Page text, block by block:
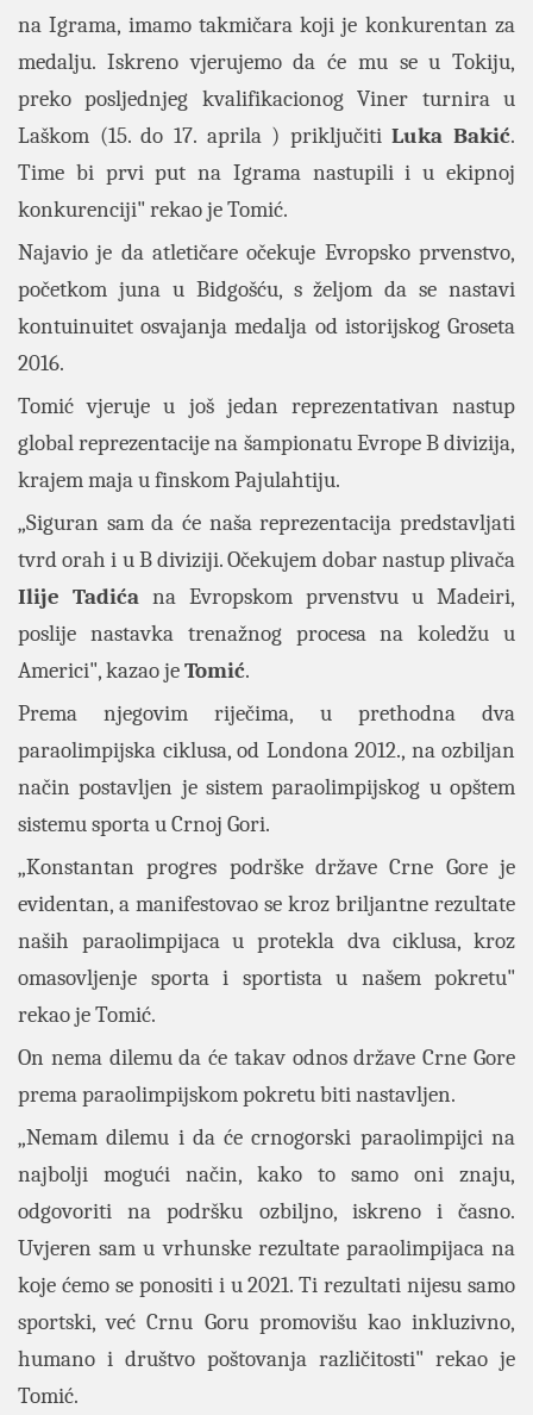
na Igrama, imamo takmičara koji je konkurentan za
medalju. Iskreno vjerujemo da će mu se u Tokiju,
preko posljednjeg kvalifikacionog Viner turnira u
Laškom (15. do 17. aprila ) priključitiLuka Bakić.
Time bi prvi put na Igrama nastupili i u ekipnoj
konkurenciji" rekao je Tomić.
Najavio je da atletičare očekuje Evropsko prvenstvo,
početkom juna u Bidgošću, s željom da se nastavi
kontuinuitet osvajanja medalja od istorijskog Groseta
2016.
Tomić vjeruje u još jedan reprezentativan nastup
global reprezentacije na šampionatu Evrope B divizija,
krajem maja u finskom Pajulahtiju.
„Siguran sam da će naša reprezentacija predstavljati
tvrd orah i u B diviziji. Očekujem dobar nastup plivača
Ilije Tadića na Evropskom prvenstvu u Madeiri,
poslije nastavka trenažnog procesa na koledžu u
Americi", kazao jeTomić.
Prema njegovim riječima, u prethodna dva
paraolimpijska ciklusa, od Londona 2012., na ozbiljan
način postavljen je sistem paraolimpijskog u opštem
sistemu sporta u Crnoj Gori.
„Konstantan progres podrške države Crne Gore je
evidentan, a manifestovao se kroz briljantne rezultate
naših paraolimpijaca u protekla dva ciklusa, kroz
omasovljenje sporta i sportista u našem pokretu"
rekao je Tomić.
On nema dilemu da će takav odnos države Crne Gore
prema paraolimpijskom pokretu biti nastavljen.
„Nemam dilemu i da će crnogorski paraolimpijci na
najbolji mogući način, kako to samo oni znaju,
odgovoriti na podršku ozbiljno, iskreno i časno.
Uvjeren sam u vrhunske rezultate paraolimpijaca na
koje ćemo se ponositi i u 2021. Ti rezultati nijesu samo
sportski, već Crnu Goru promovišu kao inkluzivno,
humano i društvo poštovanja različitosti" rekao je
Tomić.